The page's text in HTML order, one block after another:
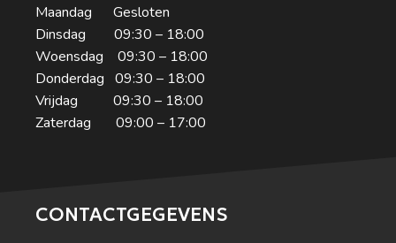
Maandag Gesloten
Dinsdag 09:30 – 18:00
Woensdag 09:30 – 18:00
Donderdag 09:30 – 18:00
Vrijdag 09:30 – 18:00
Zaterdag 09:00 – 17:00
CONTACTGEGEVENS